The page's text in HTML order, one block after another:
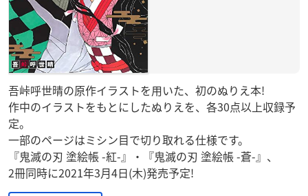
吾峠呼世晴の原作イラストを用いた、初のぬりえ本!
作中のイラストをもとにしたぬりえを、各30点以上収録予
定。
一部のページはミシン目で切り取れる仕様です。
『鬼滅の刃 塗絵帳 -紅-』・『鬼滅の刃 塗絵帳 -蒼-』、
2冊同時に2021年3月4日(木)発売予定!